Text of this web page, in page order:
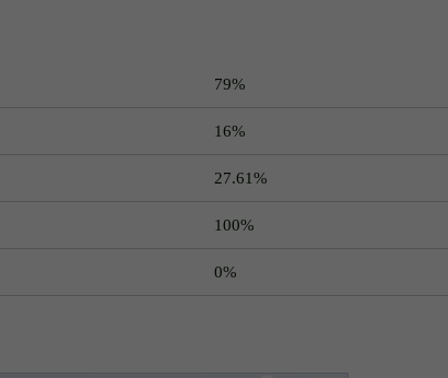
79%
16%
27.61%
100%
0%